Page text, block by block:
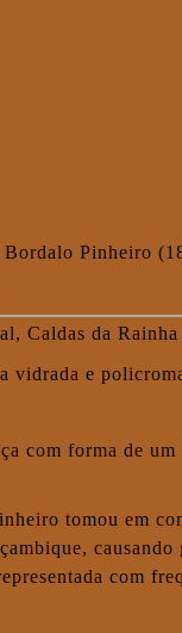
Bordalo Pinheiro
Caldas da Rainha
vidrada e
com forma de
tomou em
causando
com